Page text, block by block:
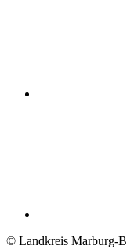
© Landkreis Marburg-